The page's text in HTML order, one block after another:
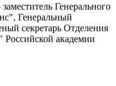
Генерального
Генеральный
секретарь Отделения
Российской академии